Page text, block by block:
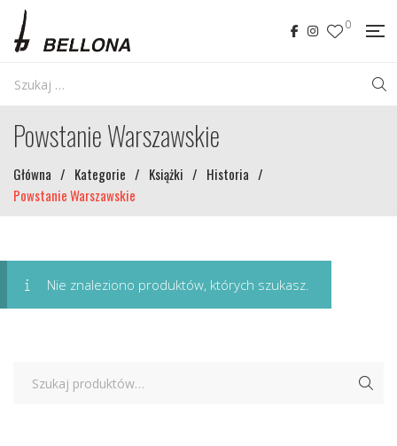
0
Powstanie Warszawskie
Główna / Kategorie / Książki / Historia /
Powstanie Warszawskie
Nie znaleziono produktów, których szukasz.